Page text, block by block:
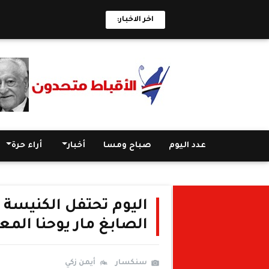
اخر الاخبار:
عدد اليوم صباح ومسا أخبار أراء حرة
اليوم تحتفل
الصابغ مار يوحنا
سنكسار أيمن زكي